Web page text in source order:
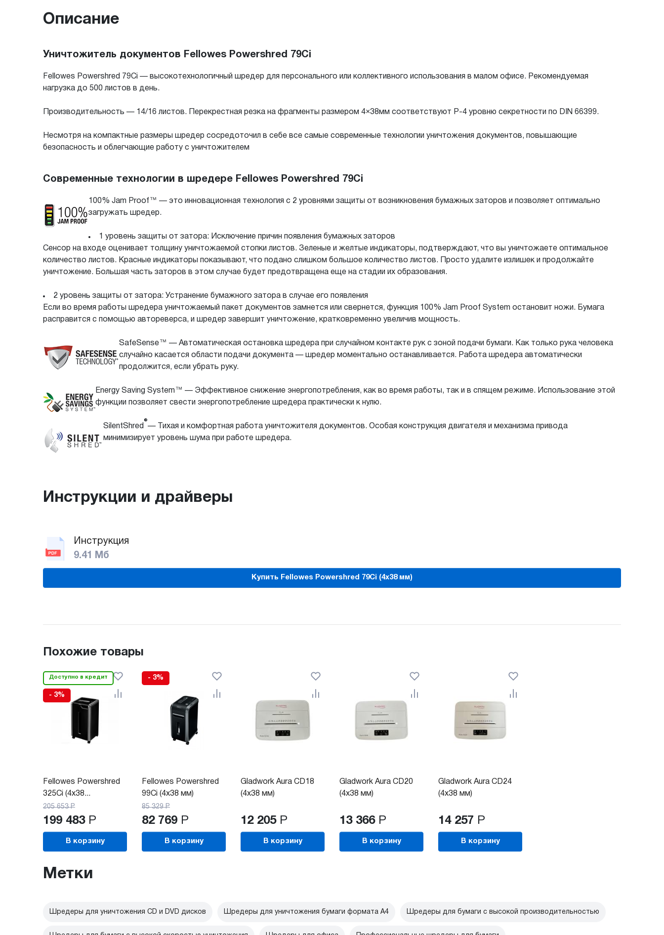
Описание
Уничтожитель документов Fellowes Powershred 79Ci
Fellowes Powershred 79Ci — высокотехнологичный шредер для персонального или коллективного использования в малом офисе. Рекомендуемая
нагрузка до 500 листов в день.
Производительность — 14/16 листов. Перекрестная резка на фрагменты размером 4×38мм соответствуют P-4 уровню секретности по DIN 66399.
Несмотря на компактные размеры шредер сосредоточил в себе все самые современные технологии уничтожения документов, повышающие
безопасность и облегчающие работу с уничтожителем
Современные технологии в шредере Fellowes Powershred 79Ci
100% Jam Proof™ — это инновационная технология с 2 уровнями защиты от возникновения бумажных заторов и позволяет оптимально
загружать шредер.
1 уровень защиты от затора: Исключение причин появления бумажных заторов
Cенсор на входе оценивает толщину уничтожаемой стопки листов. Зеленые и желтые индикаторы, подтверждают, что вы уничтожаете оптимальное
количество листов. Красные индикаторы показывают, что подано слишком большое количество листов. Просто удалите излишек и продолжайте
уничтожение. Большая часть заторов в этом случае будет предотвращена еще на стадии их образования.
2 уровень защиты от затора: Устранение бумажного затора в случае его появления
Если во время работы шредера уничтожаемый пакет документов замнется или свернется, функция 100% Jam Proof System остановит ножи. Бумага
расправится с помощью автореверса, и шредер завершит уничтожение, кратковременно увеличив мощность.
SafeSense™ — Автоматическая остановка шредера при случайном контакте рук с зоной подачи бумаги. Как только рука человека
случайно касается области подачи документа — шредер моментально останавливается. Работа шредера автоматически
продолжится, если убрать руку.
Energy Saving System™ — Эффективное снижение энергопотребления, как во время работы, так и в спящем режиме. Использование этой
функции позволяет свести энергопотребление шредера практически к нулю.
SilentShred
®
— Тихая и комфортная работа уничтожителя документов. Особая конструкция двигателя и механизма привода
минимизирует уровень шума при работе шредера.
Инструкции и драйверы
Инструкция
9.41 Мб
Купить Fellowes Powershred 79Ci (4x38 мм)
Похожие товары
Доступно в кредит
- 3%
Fellowes Powershred
325Ci (4x38...
205 653 Р
199 483 Р
В корзину
- 3%
Fellowes Powershred
99Ci (4x38 мм)
85 329 Р
82 769 Р
В корзину
Gladwork Aura CD18
(4x38 мм)
12 205 Р
В корзину
Gladwork Aura CD20
(4x38 мм)
13 366 Р
В корзину
Gladwork Aura CD24
(4x38 мм)
14 257 Р
В корзину
Метки
Шредеры для уничтожения CD и DVD дисков Шредеры для уничтожения бумаги формата А4 Шредеры для бумаги с высокой производительностью